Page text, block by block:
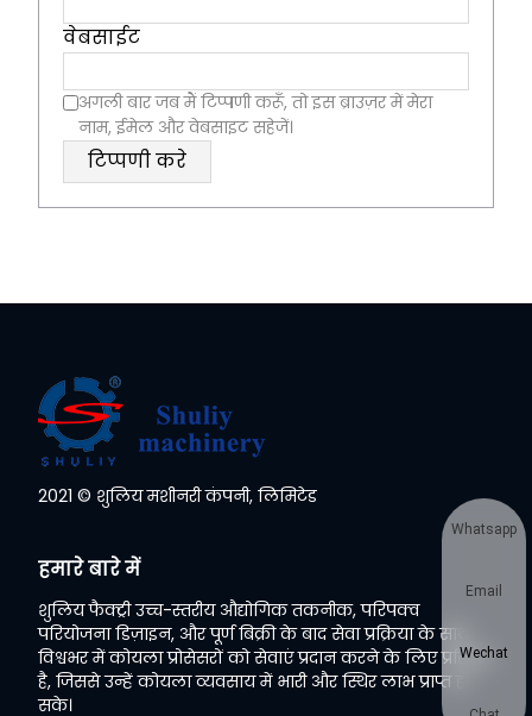
वेबसाईट
अगली बार जब मैं टिप्पणी करूँ, तो इस ब्राउज़र में मेरा
नाम, ईमेल और वेबसाइट सहेजें।
2021 © शुलिय मशीनरी कंपनी, लिमिटेड
हमारे बारे में
शुलिय फैक्ट्री उच्च-स्तरीय औद्योगिक तकनीक, परिपक्व
परियोजना डिज़ाइन, और पूर्ण बिक्री के बाद सेवा प्रक्रिया के साथ
विश्वभर में कोयला प्रोसेसरों को सेवाएं प्रदान करने के लिए प्रतिबद्ध
है, जिससे उन्हें कोयला व्यवसाय में भारी और स्थिर लाभ प्राप्त हो
सके।
Whatsapp
Email
Wechat